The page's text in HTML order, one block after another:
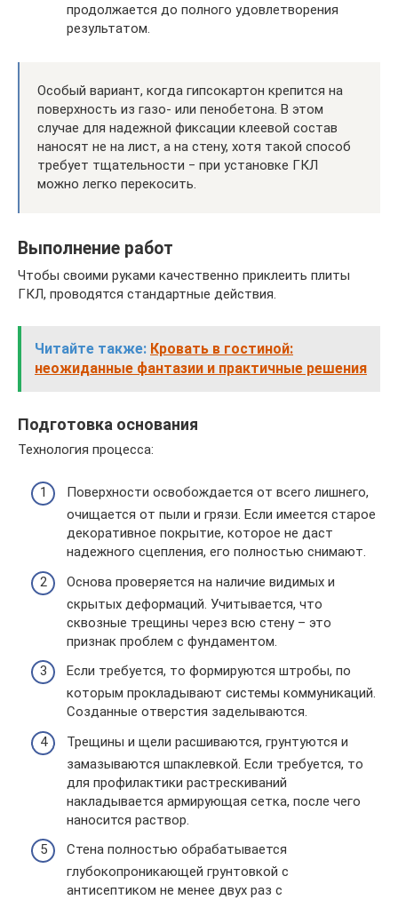
продолжается до полного удовлетворения
результатом.
Особый вариант, когда гипсокартон крепится на
поверхность из газо- или пенобетона. В этом
случае для надежной фиксации клеевой состав
наносят не на лист, а на стену, хотя такой способ
требует тщательности ‒ при установке ГКЛ
можно легко перекосить.
Выполнение работ
Чтобы своими руками качественно приклеить плиты
ГКЛ, проводятся стандартные действия.
Читайте также: Кровать в гостиной:
неожиданные фантазии и практичные решения
Подготовка основания
Технология процесса:
Поверхности освобождается от всего лишнего,
очищается от пыли и грязи. Если имеется старое
декоративное покрытие, которое не даст
надежного сцепления, его полностью снимают.
Основа проверяется на наличие видимых и
скрытых деформаций. Учитывается, что
сквозные трещины через всю стену – это
признак проблем с фундаментом.
Если требуется, то формируются штробы, по
которым прокладывают системы коммуникаций.
Созданные отверстия заделываются.
Трещины и щели расшиваются, грунтуются и
замазываются шпаклевкой. Если требуется, то
для профилактики растрескиваний
накладывается армирующая сетка, после чего
наносится раствор.
Стена полностью обрабатывается
глубокопроникающей грунтовкой с
антисептиком не менее двух раз с